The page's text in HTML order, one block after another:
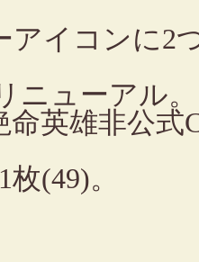
アイコンに2
ニューアル。
命英雄非公
(49)。